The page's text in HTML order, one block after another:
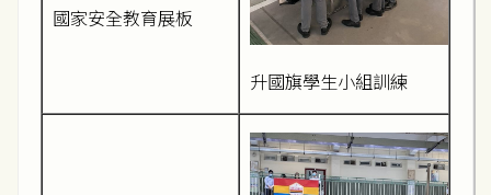
國家安全教育展板
升國旗學生小組訓練